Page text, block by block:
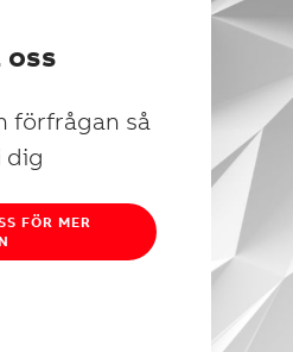
förfrågan så
dig
FÖR MER